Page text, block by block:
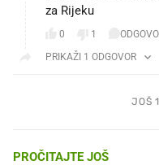
za Rijeku
0 1
PRIKAŽI 1 ODGOVOR
JOŠ
PROČITAJTE JOŠ